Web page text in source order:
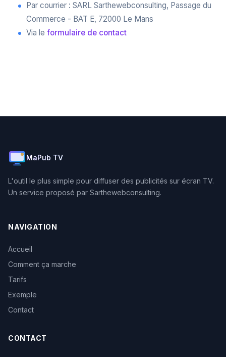
Par courrier : SARL Sarthewebconsulting, Passage du
Commerce - BAT E, 72000 Le Mans
Via le formulaire de contact
MaPub TV
L'outil le plus simple pour diffuser des publicités sur écran TV.
Un service proposé par Sarthewebconsulting.
NAVIGATION
Accueil
Comment ça marche
Tarifs
Exemple
Contact
CONTACT